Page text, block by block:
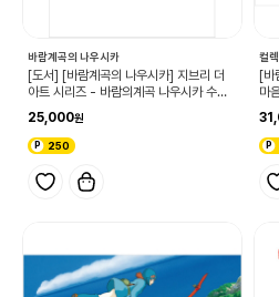
바람계곡의 나우시카
[도서] [바람계곡의 나우시카] 지브리 더
아트 시리즈 - 바람의계곡 나우시카 수채
25,000
250
컬
[바
마